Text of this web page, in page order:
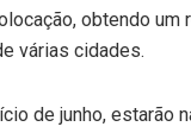
obtendo
várias cidades.
de junho, estarão